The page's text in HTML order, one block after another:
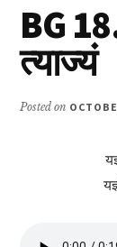
BG
त्याज्यं
Posted on